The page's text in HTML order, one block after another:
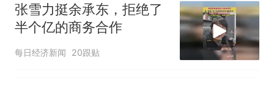
张雪力挺余承东，拒绝了
半个亿的商务合作
每日经济新闻 20跟贴